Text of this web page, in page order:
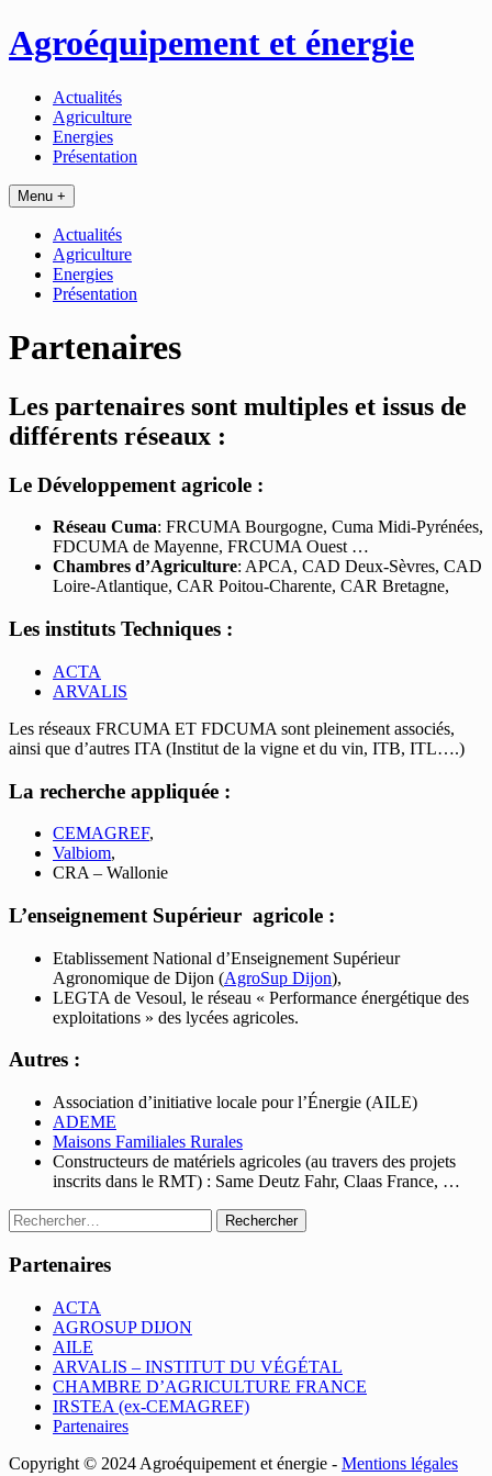
Passer
au
Agroéquipement et énergie
Actualités
Agriculture
Energies
Présentation
Menu +
Actualités
Agriculture
Energies
Présentation
Partenaires
Les partenaires sont multiples et issus de
différents réseaux :
Le Développement agricole :
Réseau Cuma: FRCUMA Bourgogne, Cuma Midi-Pyrénées,
FDCUMA de Mayenne, FRCUMA Ouest …
Chambres d’Agriculture: APCA, CAD Deux-Sèvres, CAD
Loire-Atlantique, CAR Poitou-Charente, CAR Bretagne,
Les instituts Techniques :
ACTA
ARVALIS
Les réseaux FRCUMA ET FDCUMA sont pleinement associés,
ainsi que d’autres ITA (Institut de la vigne et du vin, ITB, ITL….)
La recherche appliquée :
CEMAGREF,
Valbiom,
CRA – Wallonie
L’enseignement Supérieur agricole :
Etablissement National d’Enseignement Supérieur
Agronomique de Dijon (AgroSup Dijon),
LEGTA de Vesoul, le réseau « Performance énergétique des
exploitations » des lycées agricoles.
Autres :
Association d’initiative locale pour l’Énergie (AILE)
ADEME
Maisons Familiales Rurales
Constructeurs de matériels agricoles (au travers des projets
inscrits dans le RMT) : Same Deutz Fahr, Claas France, …
Rechercher :
Partenaires
ACTA
AGROSUP DIJON
AILE
ARVALIS – INSTITUT DU VÉGÉTAL
CHAMBRE D’AGRICULTURE FRANCE
IRSTEA (ex-CEMAGREF)
Partenaires
Copyright © 2024 Agroéquipement et énergie - Mentions légales